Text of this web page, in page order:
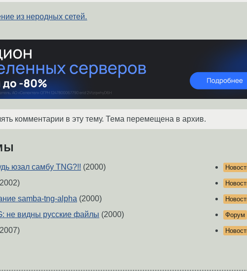
из неродных сетей.
комментарии в эту тему. Тема перемещена в архив.
юзал самбу TNG?!! (2000)
samba-tng-alpha (2000)
не видны русские файлы (2000) Форум